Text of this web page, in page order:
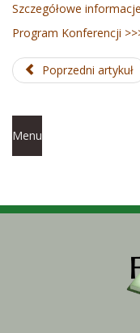
Szczegółowe
Program Konferencji
Poprzedni artykuł
Menu